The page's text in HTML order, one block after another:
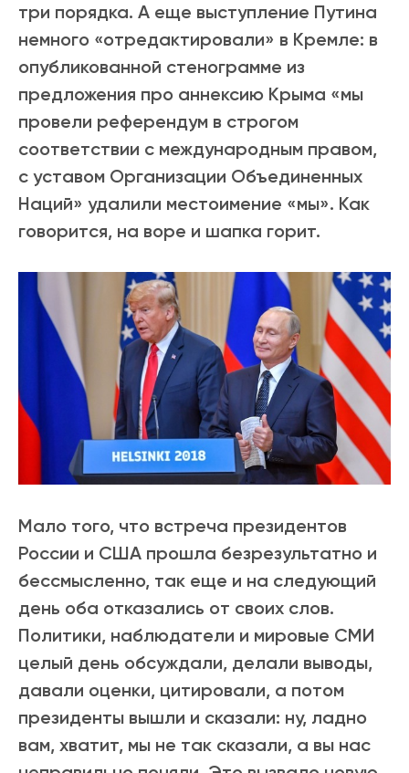
три порядка. А еще выступление Путина
немного «отредактировали» в Кремле: в
опубликованной стенограмме из
предложения про аннексию Крыма «мы
провели референдум в строгом
соответствии с международным правом,
с уставом Организации Объединенных
Наций» удалили местоимение «мы». Как
говорится, на воре и шапка горит.
Мало того, что встреча президентов
России и США прошла безрезультатно и
бессмысленно, так еще и на следующий
день оба отказались от своих слов.
Политики, наблюдатели и мировые СМИ
целый день обсуждали, делали выводы,
давали оценки, цитировали, а потом
президенты вышли и сказали: ну, ладно
вам, хватит, мы не так сказали, а вы нас